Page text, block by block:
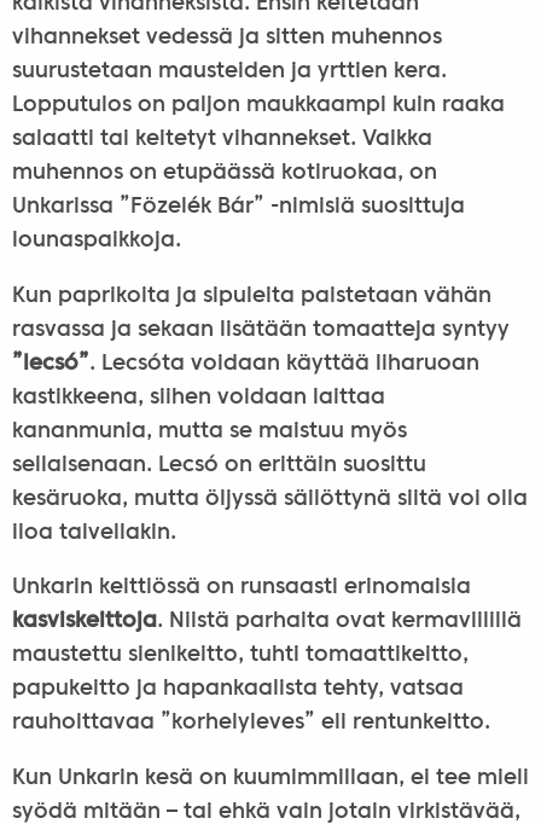
kaikista vihanneksista. Ensin keitetään
vihannekset vedessä ja sitten muhennos
suurustetaan mausteiden ja yrttien kera.
Lopputulos on paljon maukkaampi kuin raaka
salaatti tai keitetyt vihannekset. Vaikka
muhennos on etupäässä kotiruokaa, on
Unkarissa ”Fözelék Bár” -nimisiä suosittuja
lounaspaikkoja.
Kun paprikoita ja sipuleita paistetaan vähän
rasvassa ja sekaan lisätään tomaatteja syntyy
”lecsó”. Lecsóta voidaan käyttää liharuoan
kastikkeena, siihen voidaan laittaa
kananmunia, mutta se maistuu myös
sellaisenaan. Lecsó on erittäin suosittu
kesäruoka, mutta öljyssä säilöttynä siitä voi olla
iloa talvellakin.
Unkarin keittiössä on runsaasti erinomaisia
kasviskeittoja. Niistä parhaita ovat kermaviilillä
maustettu sienikeitto, tuhti tomaattikeitto,
papukeitto ja hapankaalista tehty, vatsaa
rauhoittavaa ”korhelyleves” eli rentunkeitto.
Kun Unkarin kesä on kuumimmillaan, ei tee mieli
syödä mitään – tai ehkä vain jotain virkistävää,